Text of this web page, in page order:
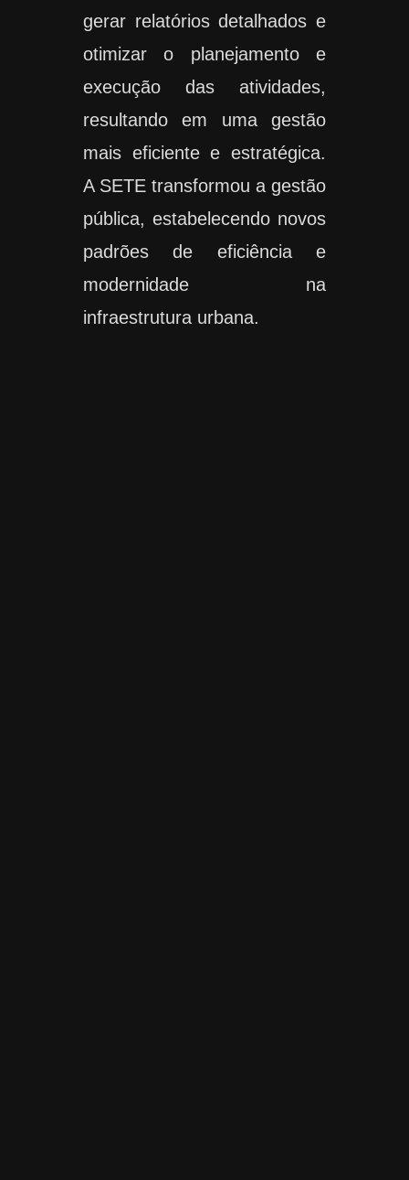
gerar relatórios detalhados e
otimizar o planejamento e
execução das atividades,
resultando em uma gestão
mais eficiente e estratégica.
A SETE transformou a gestão
pública, estabelecendo novos
padrões de eficiência e
modernidade na
infraestrutura urbana.